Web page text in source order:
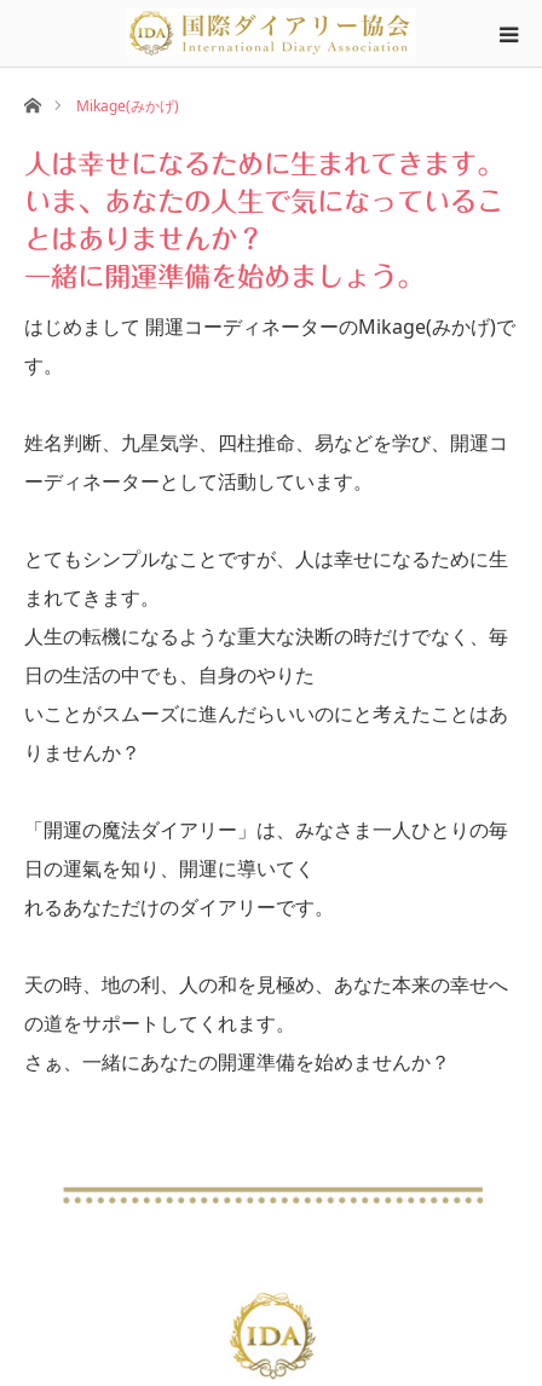
ホームMikage(みかげ)
人は幸せになるために生まれてきます。
いま、あなたの人生で気になっているこ
とはありませんか？
一緒に開運準備を始めましょう。
はじめまして 開運コーディネーターのMikage(みかげ)で
す。
姓名判断、九星気学、四柱推命、易などを学び、開運コ
ーディネーターとして活動しています。
とてもシンプルなことですが、人は幸せになるために生
まれてきます。
人生の転機になるような重大な決断の時だけでなく、毎
日の生活の中でも、自身のやりた
いことがスムーズに進んだらいいのにと考えたことはあ
りませんか？
「開運の魔法ダイアリー」は、みなさま一人ひとりの毎
日の運氣を知り、開運に導いてく
れるあなただけのダイアリーです。
天の時、地の利、人の和を見極め、あなた本来の幸せへ
の道をサポートしてくれます。
さぁ、一緒にあなたの開運準備を始めませんか？